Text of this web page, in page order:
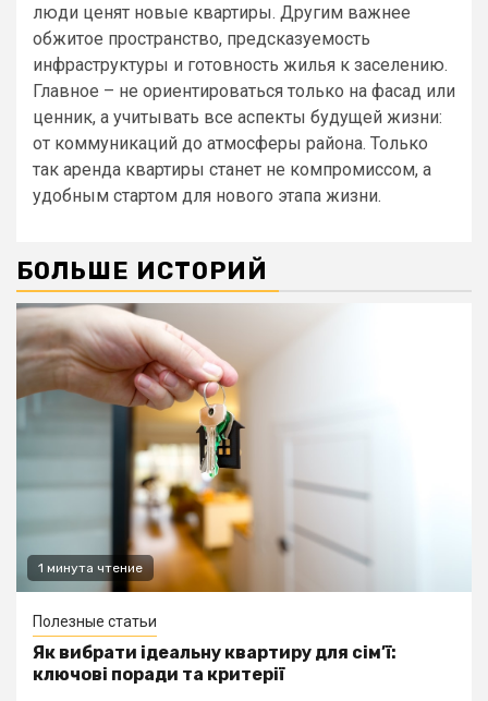
люди ценят новые квартиры. Другим важнее
обжитое пространство, предсказуемость
инфраструктуры и готовность жилья к заселению.
Главное – не ориентироваться только на фасад или
ценник, а учитывать все аспекты будущей жизни:
от коммуникаций до атмосферы района. Только
так аренда квартиры станет не компромиссом, а
удобным стартом для нового этапа жизни.
БОЛЬШЕ ИСТОРИЙ
1 минута чтение
Полезные статьи
Як вибрати ідеальну квартиру для сім’ї:
ключові поради та критерії